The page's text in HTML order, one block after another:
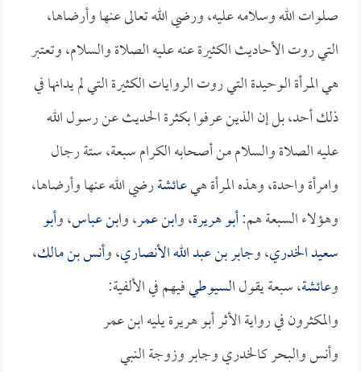
صلوات الله وسلامه عليه، ورضي الله تعالى عنها وأرضاها،
التي روت الأحاديث الكثيرة عنه عليه الصلاة والسلام، وتعتبر
هي المرأة الوحيدة التي روت الروايات الكثيرة التي لم يدانها في
ذلك أحد، بل إن الذين عرفوا بكثرة الحديث عن رسول الله
عليه الصلاة والسلام من أصحابه الكرام سبعة، ستة رجال
وامرأة واحدة، وهذه المرأة هيعائشةرضي الله عنها وأرضاها،
وهؤلاء السبعة هم:أبو هريرة، وابن عمر، وابن عباس، وأبو
سعيد الخدري، وجابر بن عبد الله الأنصاري، وأنس بن مالك،
وعائشة، سبعة يقولالسيوطيفيهم في الألفية:
والمكثرون في رواية الأثر أبو هريرة يليه ابن عمر
وأنس والبحر كالخدري وجابر وزوجة النبي